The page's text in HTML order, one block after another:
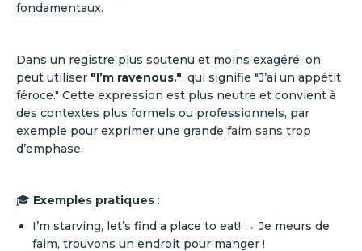
fondamentaux.
Dans un registre plus soutenu et moins exagéré, on
peut utiliser "I’m ravenous.", qui signifie "J’ai un appétit
féroce." Cette expression est plus neutre et convient à
des contextes plus formels ou professionnels, par
exemple pour exprimer une grande faim sans trop
d’emphase.
🎓 Exemples pratiques :
I’m starving, let’s find a place to eat! → Je meurs de
faim, trouvons un endroit pour manger !